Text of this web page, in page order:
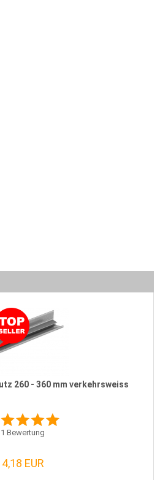
260 - 360 mm verkehrsweiss
1 Bewertung
4,18 EUR